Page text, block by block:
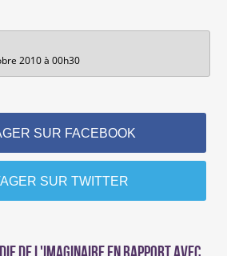
2010 à 00h30
SUR FACEBOOK
SUR TWITTER